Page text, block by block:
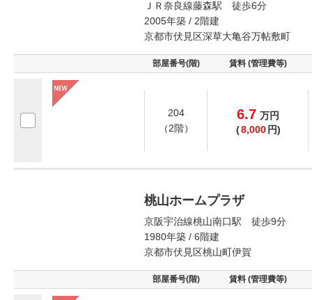
ＪＲ奈良線藤森駅 徒歩6分
2005年築 / 2階建
京都市伏見区深草大亀谷万帖敷町
部屋番号(階) 賃料 (管理費等)
204
（2階）
6.7 万円
(8,000 円)
桃山ホームプラザ
京阪宇治線桃山南口駅 徒歩9分
1980年築 / 6階建
京都市伏見区桃山町伊賀
部屋番号(階) 賃料 (管理費等)